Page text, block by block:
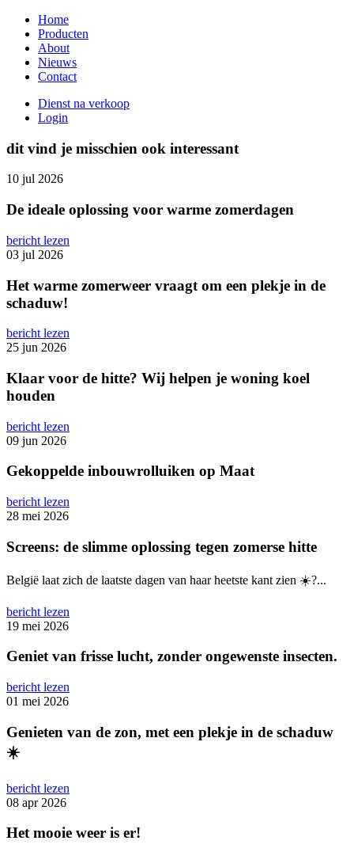
Overslaan
naar
inhoud
Main
navigation
Home
Producten
About
Nieuws
Contact
Secundair
menu
Dienst na verkoop
Login
dit vind je misschien ook interessant
10 jul 2026
De ideale oplossing voor warme zomerdagen
bericht lezen
03 jul 2026
Het warme zomerweer vraagt om een plekje in de
schaduw!
bericht lezen
25 jun 2026
Klaar voor de hitte? Wij helpen je woning koel
houden
bericht lezen
09 jun 2026
Gekoppelde inbouwrolluiken op Maat
bericht lezen
28 mei 2026
Screens: de slimme oplossing tegen zomerse hitte
België laat zich de laatste dagen van haar heetste kant zien ☀️?️...
bericht lezen
19 mei 2026
Geniet van frisse lucht, zonder ongewenste insecten.
bericht lezen
01 mei 2026
Genieten van de zon, met een plekje in de schaduw
☀️
bericht lezen
08 apr 2026
Het mooie weer is er!